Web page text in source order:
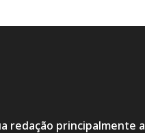
redação principalmente a